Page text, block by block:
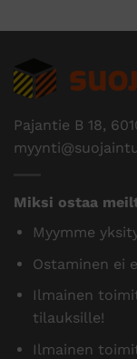
Pajantie B 18,
Miksi ostaa
Myymme
Ostaminen ei
Ilmainen
tilauksille!
Ilmainen